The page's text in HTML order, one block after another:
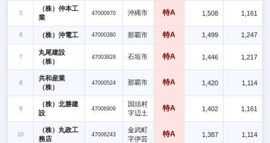
5
（株）仲本工
業
47000970 沖縄市 特A 1,508 1,161
6 （株）沖電工 47000380 那覇市 特A 1,499 1,247
7
丸尾建設
（株）
47003828 石垣市 特A 1,446 1,217
8
共和産業
（株）
47000524 那覇市 特A 1,420 1,114
9
（株）北勝建
設
47006909
国頭村
字辺土
特A 1,402 1,161
10
（株）丸政工
務店
47006243
金武町
字伊芸
特A 1,387 1,114